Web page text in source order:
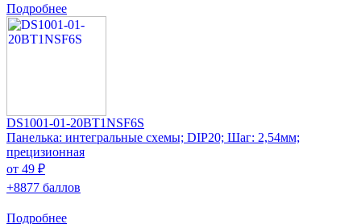
Подробнее
DS1001-01-20BT1NSF6S
Панелька: интегральные схемы; DIP20; Шаг: 2,54мм;
прецизионная
от 49 ₽
+8877 баллов
Подробнее